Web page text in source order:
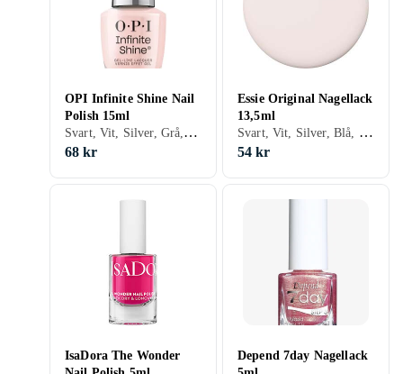
OPI Infinite Shine Nail
Polish 15ml
Svart, Vit, Silver, Grå, Brun, Blå, Röd, Gul, Orange, Guld, Transparent, Grön, Beige, Rosa, Lila, Glitter, Gel, Metallic, Chrome, Nagellack, Hybridnagellack, Snabbtorkning
68 kr
Essie Original Nagellack
13,5ml
Svart, Vit, Silver, Blå, Röd, Gul, Orange, Guld, Grön, Beige, Rosa, Lila, Glitter, Matt, Gel, Metallic, Neon, Holografiskt, Chrome, Nagellack, Snabbtorkning
54 kr
IsaDora The Wonder
Depend 7day Nagellack